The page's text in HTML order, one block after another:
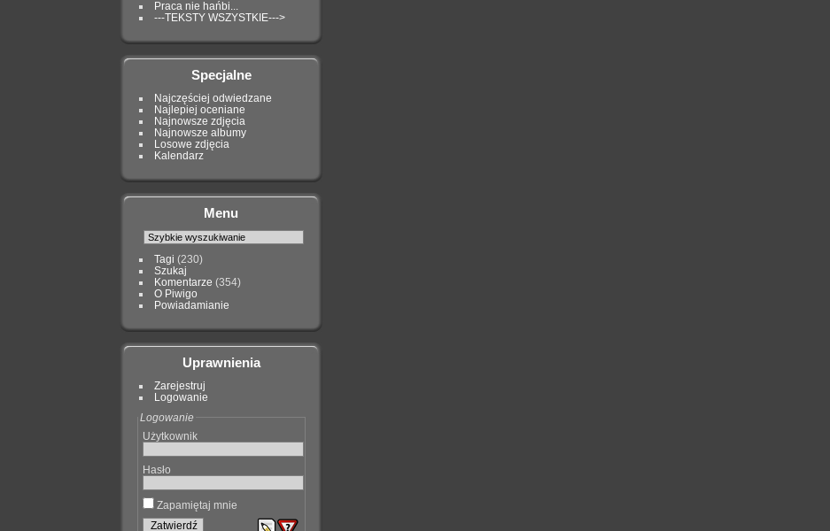
Praca nie hańbi...
---TEKSTY WSZYSTKIE--->
Specjalne
Najczęściej odwiedzane
Najlepiej oceniane
Najnowsze zdjęcia
Najnowsze albumy
Losowe zdjęcia
Kalendarz
Menu
Tagi (230)
Szukaj
Komentarze (354)
O Piwigo
Powiadamianie
Uprawnienia
Zarejestruj
Logowanie
Logowanie
Użytkownik
Hasło
Zapamiętaj mnie